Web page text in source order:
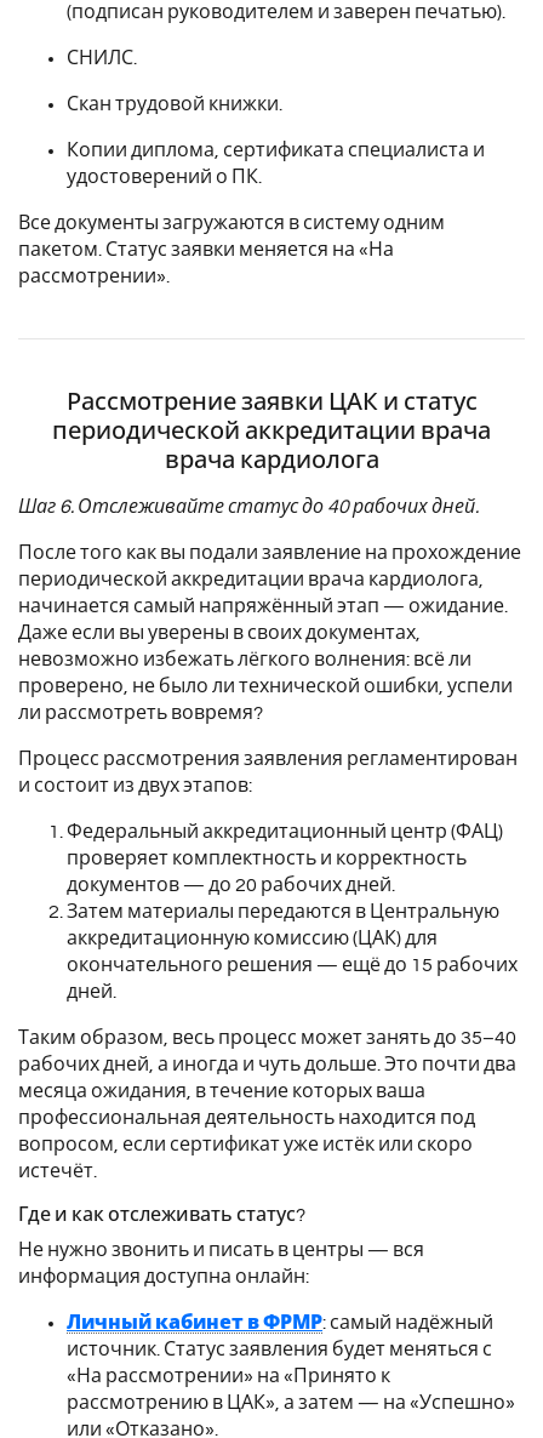
(подписан руководителем и заверен печатью).
СНИЛС.
Скан трудовой книжки.
Копии диплома, сертификата специалиста и
удостоверений о ПК.
Все документы загружаются в систему одним
пакетом. Статус заявки меняется на «На
рассмотрении».
Рассмотрение заявки ЦАК и статус
периодической аккредитации врача
врача кардиолога
Шаг 6. Отслеживайте статус до 40 рабочих дней.
После того как вы подали заявление на прохождение
периодической аккредитации врача кардиолога,
начинается самый напряжённый этап — ожидание.
Даже если вы уверены в своих документах,
невозможно избежать лёгкого волнения: всё ли
проверено, не было ли технической ошибки, успели
ли рассмотреть вовремя?
Процесс рассмотрения заявления регламентирован
и состоит из двух этапов:
Федеральный аккредитационный центр (ФАЦ)
проверяет комплектность и корректность
документов — до 20 рабочих дней.
Затем материалы передаются в Центральную
аккредитационную комиссию (ЦАК) для
окончательного решения — ещё до 15 рабочих
дней.
Таким образом, весь процесс может занять до 35–40
рабочих дней, а иногда и чуть дольше. Это почти два
месяца ожидания, в течение которых ваша
профессиональная деятельность находится под
вопросом, если сертификат уже истёк или скоро
истечёт.
Где и как отслеживать статус?
Не нужно звонить и писать в центры — вся
информация доступна онлайн:
Личный кабинет в ФРМР: самый надёжный
источник. Статус заявления будет меняться с
«На рассмотрении» на «Принято к
рассмотрению в ЦАК», а затем — на «Успешно»
или «Отказано».